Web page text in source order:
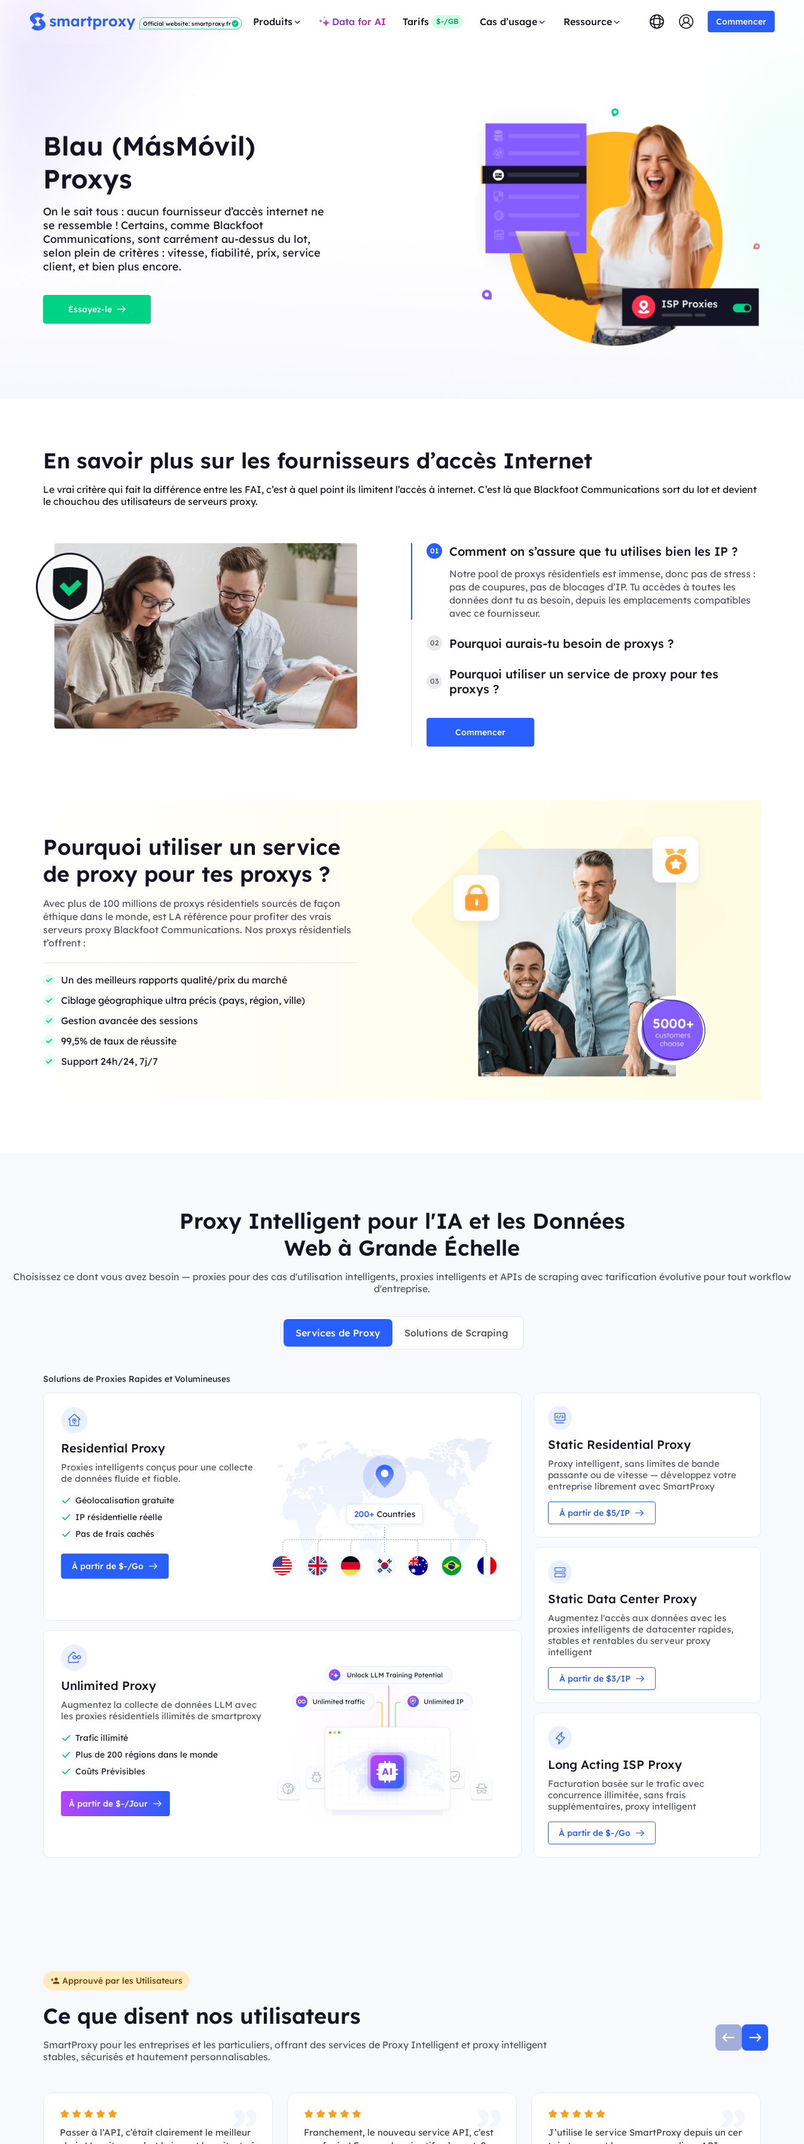
Official website: smartproxy.fr Produits Data for AI Tarifs $-/GB Cas d’usage Ressource Commencer
Blau (MásMóvil)
Proxys
On le sait tous : aucun fournisseur d’accès internet ne
se ressemble ! Certains, comme Blackfoot
Communications, sont carrément au-dessus du lot,
selon plein de critères : vitesse, fiabilité, prix, service
client, et bien plus encore.
Essayez-le
En savoir plus sur les fournisseurs d’accès Internet
Le vrai critère qui fait la différence entre les FAI, c’est à quel point ils limitent l’accès à internet. C’est là que Blackfoot Communications sort du lot et devient
le chouchou des utilisateurs de serveurs proxy.
01 Comment on s’assure que tu utilises bien les IP ?
Notre pool de proxys résidentiels est immense, donc pas de stress :
pas de coupures, pas de blocages d’IP. Tu accèdes à toutes les
données dont tu as besoin, depuis les emplacements compatibles
avec ce fournisseur.
02 Pourquoi aurais-tu besoin de proxys ?
03
Pourquoi utiliser un service de proxy pour tes
proxys ?
Commencer
Pourquoi utiliser un service
de proxy pour tes proxys ?
Avec plus de 100 millions de proxys résidentiels sourcés de façon
éthique dans le monde, est LA référence pour profiter des vrais
serveurs proxy Blackfoot Communications. Nos proxys résidentiels
t’offrent :
Un des meilleurs rapports qualité/prix du marché
Ciblage géographique ultra précis (pays, région, ville)
Gestion avancée des sessions
99,5% de taux de réussite
Support 24h/24, 7j/7
Proxy Intelligent pour l'IA et les Données
Web à Grande Échelle
Choisissez ce dont vous avez besoin — proxies pour des cas d'utilisation intelligents, proxies intelligents et APIs de scraping avec tarification évolutive pour tout workflow
d'entreprise.
Services de Proxy Solutions de Scraping
Solutions de Proxies Rapides et Volumineuses
Residential Proxy
Proxies intelligents conçus pour une collecte
de données fluide et fiable.
Géolocalisation gratuite
IP résidentielle réelle
Pas de frais cachés
À partir de $-/Go
Unlimited Proxy
Augmentez la collecte de données LLM avec
les proxies résidentiels illimités de smartproxy
Trafic illimité
Plus de 200 régions dans le monde
Coûts Prévisibles
À partir de $-/Jour
Static Residential Proxy
Proxy intelligent, sans limites de bande
passante ou de vitesse — développez votre
entreprise librement avec SmartProxy
À partir de $5/IP
Static Data Center Proxy
Augmentez l'accès aux données avec les
proxies intelligents de datacenter rapides,
stables et rentables du serveur proxy
intelligent
À partir de $3/IP
Long Acting ISP Proxy
Facturation basée sur le trafic avec
concurrence illimitée, sans frais
supplémentaires, proxy intelligent
À partir de $-/Go
Approuvé par les Utilisateurs
Ce que disent nos utilisateurs
SmartProxy pour les entreprises et les particuliers, offrant des services de Proxy Intelligent et proxy intelligent
stables, sécurisés et hautement personnalisables.
Passer à l’API, c’était clairement le meilleur
Franchement, le nouveau service API, c’est
J’utilise le service SmartProxy depuis un cer